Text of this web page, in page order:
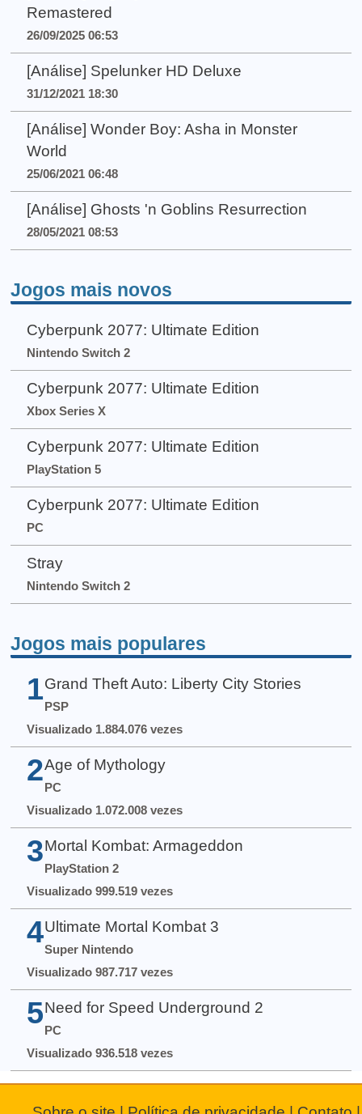
Remastered
26/09/2025 06:53
[Análise] Spelunker HD Deluxe
31/12/2021 18:30
[Análise] Wonder Boy: Asha in Monster
World
25/06/2021 06:48
[Análise] Ghosts 'n Goblins Resurrection
28/05/2021 08:53
Jogos mais novos
Cyberpunk 2077: Ultimate Edition
Nintendo Switch 2
Cyberpunk 2077: Ultimate Edition
Xbox Series X
Cyberpunk 2077: Ultimate Edition
PlayStation 5
Cyberpunk 2077: Ultimate Edition
PC
Stray
Nintendo Switch 2
Jogos mais populares
1 Grand Theft Auto: Liberty City Stories
PSP
Visualizado 1.884.076 vezes
2 Age of Mythology
PC
Visualizado 1.072.008 vezes
3 Mortal Kombat: Armageddon
PlayStation 2
Visualizado 999.519 vezes
4 Ultimate Mortal Kombat 3
Super Nintendo
Visualizado 987.717 vezes
5 Need for Speed Underground 2
PC
Visualizado 936.518 vezes